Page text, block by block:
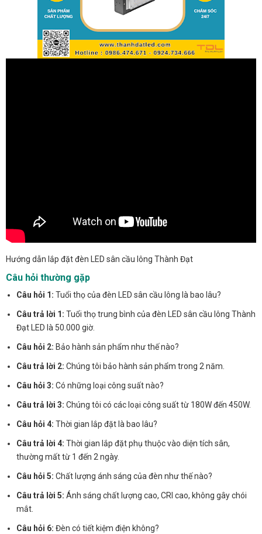
Hướng dẫn lắp đặt đèn LED sân cầu lông Thành Đạt
Câu hỏi thường gặp
Câu hỏi 1: Tuổi thọ của đèn LED sân cầu lông là bao lâu?
Câu trả lời 1: Tuổi thọ trung bình của đèn LED sân cầu lông Thành
Đạt LED là 50.000 giờ.
Câu hỏi 2: Bảo hành sản phẩm như thế nào?
Câu trả lời 2: Chúng tôi bảo hành sản phẩm trong 2 năm.
Câu hỏi 3: Có những loại công suất nào?
Câu trả lời 3: Chúng tôi có các loại công suất từ 180W đến 450W.
Câu hỏi 4: Thời gian lắp đặt là bao lâu?
Câu trả lời 4: Thời gian lắp đặt phụ thuộc vào diện tích sân,
thường mất từ 1 đến 2 ngày.
Câu hỏi 5: Chất lượng ánh sáng của đèn như thế nào?
Câu trả lời 5: Ánh sáng chất lượng cao, CRI cao, không gây chói
mắt.
Câu hỏi 6: Đèn có tiết kiệm điện không?